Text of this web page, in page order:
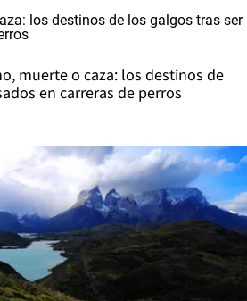
muerte o caza: los destinos de
en carreras de perros